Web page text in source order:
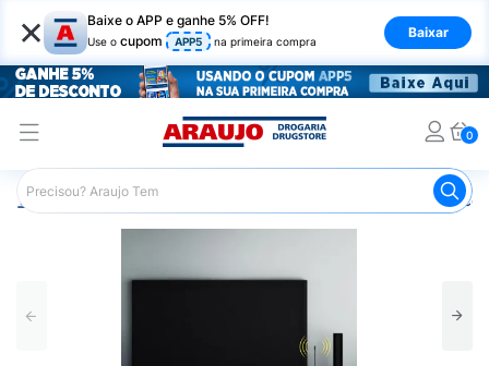
× Baixe o APP e ganhe 5% OFF!
Use o cupom APP5 na primeira compra
Baixar
0
Araujo Mercado Eletrônicos e